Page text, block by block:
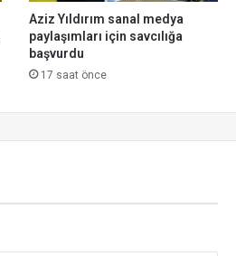
Aziz Yıldırım sanal medya
paylaşımları için savcılığa
başvurdu
17 saat önce